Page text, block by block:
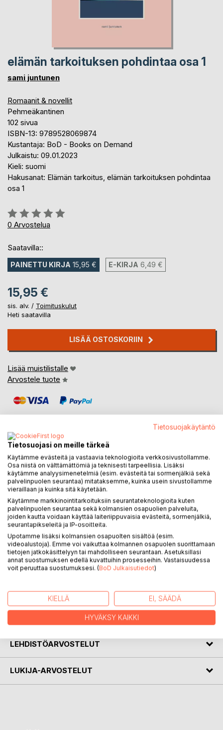
elämän tarkoituksen pohdintaa osa 1
sami juntunen
Romaanit & novellit
Pehmeäkantinen
102 sivua
ISBN-13: 9789528069874
Kustantaja: BoD - Books on Demand
Julkaistu: 09.01.2023
Kieli: suomi
Hakusanat: Elämän tarkoitus, elämän tarkoituksen pohdintaa
osa 1
Arvostelu::
0%
0 Arvostelua
Saatavilla::
PAINETTU KIRJA 15,95 € E-KIRJA 6,49 €
15,95 €
sis. alv. / Toimituskulut
Heti saatavilla
LISÄÄ OSTOSKORIIN
Lisää muistilistalle
Arvostele tuote
KUVAUS
kirja pohtii elämän tarkoitusta pohtimalla perinteisiä mutta
suuria kysymyksiä ainutlaatuisella näkökulmalla. Kirjan
klirjoittaja pohtii näkökulmaa niin henkilökohtaisen
elämäntarkoituksen näkökulmasta, julkisen elämän
tarkoituksen näkökulmasta, kuin kollektiivisen näkökulman
kautta.
Kirja on henkilökohtaisen pohdinnan takoitukseen parasta.
Se ei anna tai yritä antaa suoraa vastausta vaaan kannustaa
kautta.
LEHDISTÖARVOSTELUT
LUKIJA-ARVOSTELUT
Tietosuojakäytäntö
Tietosuojasi on meille tärkeä
Käytämme evästeitä ja vastaavia teknologioita verkkosivustollamme.
Osa niistä on välttämättömiä ja teknisesti tarpeellisia. Lisäksi
käytämme analyysimenetelmiä (esim. evästeitä tai sormenjälkiä sekä
palvelinpuolen seurantaa) mitataksemme, kuinka usein sivustollamme
vieraillaan ja kuinka sitä käytetään.
Käytämme markkinointitarkoituksiin seurantateknologioita kuten
palvelinpuolen seurantaa sekä kolmansien osapuolien palveluita,
joiden kautta voidaan käyttää laiteriippuvaisia evästeitä, sormenjälkiä,
seurantapikseleitä ja IP-osoitteita.
Upotamme lisäksi kolmansien osapuolten sisältöä (esim.
videoalustoja). Emme voi vaikuttaa kolmannen osapuolen suorittamaan
tietojen jatkokäsittelyyn tai mahdolliseen seurantaan. Asetuksillasi
annat suostumuksen edellä kuvattuihin prosesseihin. Vastaisuudessa
voit peruuttaa suostumuksesi. (BoD Julkaisutiedot)
KIELLÄ EI, SÄÄDÄ
HYVÄKSY KAIKKI